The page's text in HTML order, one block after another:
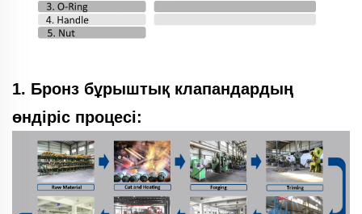
1. Бронз бұрыштық клапандардың
өндіріс процесі: